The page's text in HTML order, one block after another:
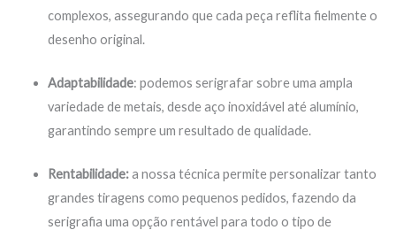
complexos, assegurando que cada peça reflita fielmente o
desenho original.
Adaptabilidade: podemos serigrafar sobre uma ampla
variedade de metais, desde aço inoxidável até alumínio,
garantindo sempre um resultado de qualidade.
Rentabilidade:a nossa técnica permite personalizar tanto
grandes tiragens como pequenos pedidos, fazendo da
serigrafia uma opção rentável para todo o tipo de